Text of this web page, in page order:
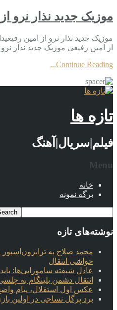
موزیک جدید نذار نرو
موزیک جدید نذار نرو از امین
از امین رفیعی موزیک جدید نذار
Continue Reading...
تازه ها
فیلم|سریال|آهنگ
Menu
خانه
برگه نمونه
نوشته‌های تازه
محمد صلاح به
حواشی انتقال
عادل شیفته سامورایی‌ها:
انتقال دشمن بلینگام به
عکس اول استقلال، پیام
برد پرگل نساجی در اولین